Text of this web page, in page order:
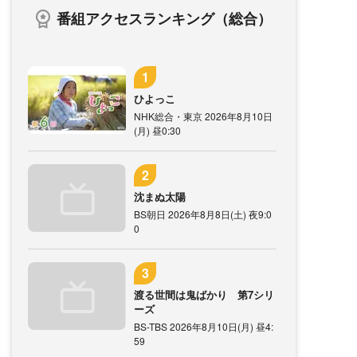
番組アクセスランキング（総合）
ひよっこ
NHK総合・東京 2026年8月10日
(月) 昼0:30
沈まぬ太陽
BS朝日 2026年8月8日(土) 夜9:0
0
渡る世間は鬼ばかり 第7シリ
ーズ
BS-TBS 2026年8月10日(月) 昼4:
59